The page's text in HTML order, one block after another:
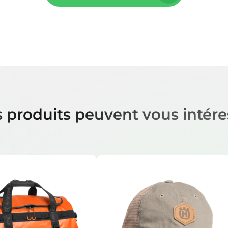
produits peuvent vous